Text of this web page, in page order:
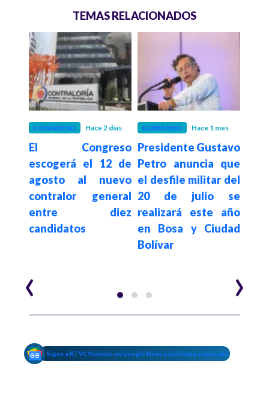
TEMAS RELACIONADOS
CONGRESO Hace 2 días
El Congreso
escogerá el 12 de
agosto al nuevo
contralor general
entre diez
candidatos
GOBIERNO Hace 1 mes
Presidente Gustavo
Petro anuncia que
el desfile militar del
20 de julio se
realizará este año
en Bosa y Ciudad
Bolívar
‹ ›
Sigue a RTVC Noticias en Google News y mantente conectado